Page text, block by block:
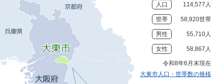
人口 114,577人
世帯 58,920世帯
男性 55,710人
女性 58,867人
令和8年6月末現在
大東市人口・世帯数の推移